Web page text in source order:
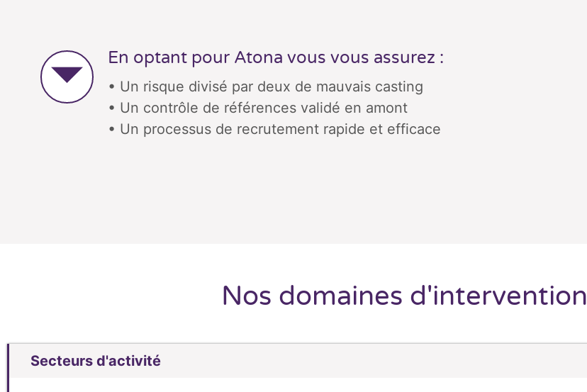
En optant pour Atona vous vous assurez :
• Un risque divisé par deux de mauvais casting
• Un contrôle de références validé en amont
• Un processus de recrutement rapide et efficace
Nos domaines d'intervention
Secteurs d'activité